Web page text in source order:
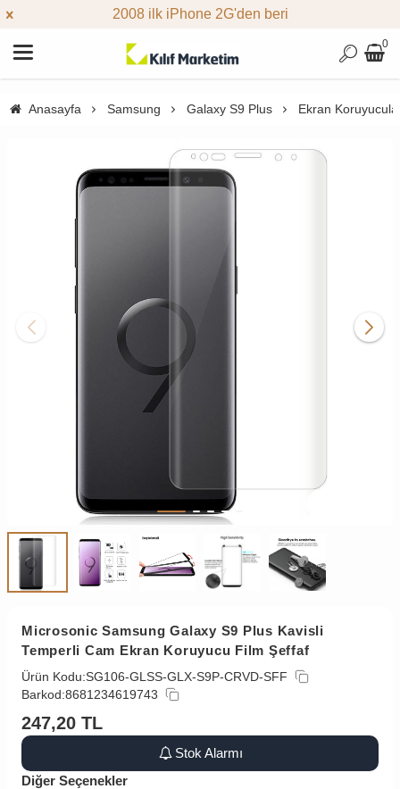
2008 ilk iPhone 2G'den beri
0
Anasayfa Samsung Galaxy S9 Plus Ekran
Microsonic Samsung Galaxy S9 Plus Kavisli
Temperli Cam Ekran Koruyucu Film Şeffaf
Ürün Kodu:SG106-GLSS-GLX-S9P-CRVD-SFF
Barkod:8681234619743
247,20 TL
Stok Alarmı
Diğer Seçenekler